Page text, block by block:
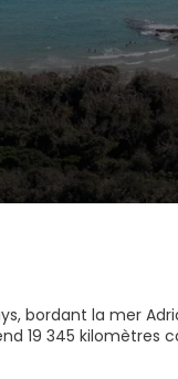
bordant la mer
19 345 kilomètres